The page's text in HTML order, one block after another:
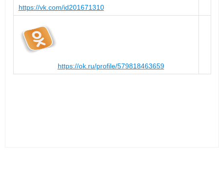
https://vk.com/id201671310
https://ok.ru/profile/579818463659